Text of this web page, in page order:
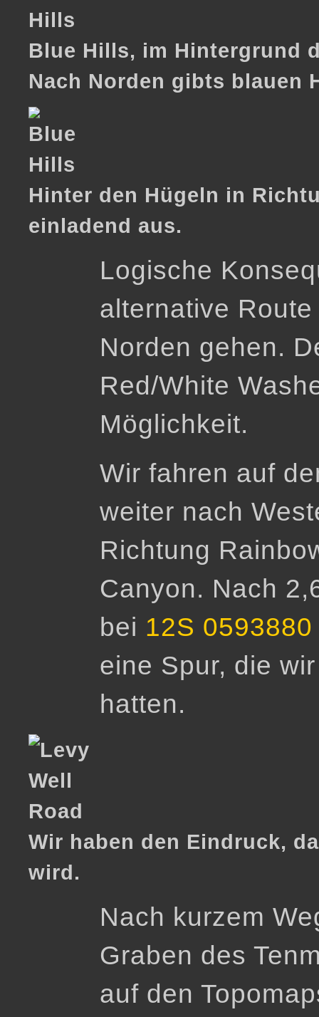
Blue Hills, im Hintergrund
Nach Norden gibts blauen
Hinter den Hügeln in
einladend aus.
Logische
alternative
Norden gehen.
Red/White
Möglichkeit.
Wir fahren auf
weiter nach
Richtung
Canyon. Nach
bei 12S
eine Spur, die
hatten.
Wir haben den Eindruck,
wird.
Nach kurzem
Graben des
auf den